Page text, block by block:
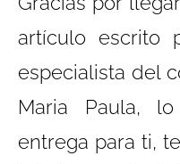
artículo escrito
especialista del
Maria Paula,
entrega para ti,